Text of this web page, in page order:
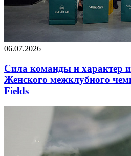
06.07.2026
Сила команды и характер
Женского межклубного
Fields